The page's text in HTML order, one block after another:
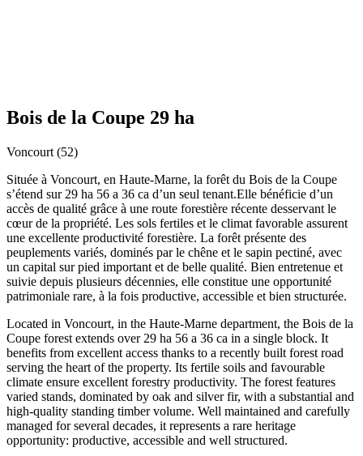
Bois de la Coupe 29 ha
Voncourt (52)
Située à Voncourt, en Haute-Marne, la forêt du Bois de la Coupe
s’étend sur 29 ha 56 a 36 ca d’un seul tenant.Elle bénéficie d’un
accès de qualité grâce à une route forestière récente desservant le
cœur de la propriété. Les sols fertiles et le climat favorable assurent
une excellente productivité forestière. La forêt présente des
peuplements variés, dominés par le chêne et le sapin pectiné, avec
un capital sur pied important et de belle qualité. Bien entretenue et
suivie depuis plusieurs décennies, elle constitue une opportunité
patrimoniale rare, à la fois productive, accessible et bien structurée.
Located in Voncourt, in the Haute-Marne department, the Bois de la
Coupe forest extends over 29 ha 56 a 36 ca in a single block. It
benefits from excellent access thanks to a recently built forest road
serving the heart of the property. Its fertile soils and favourable
climate ensure excellent forestry productivity. The forest features
varied stands, dominated by oak and silver fir, with a substantial and
high-quality standing timber volume. Well maintained and carefully
managed for several decades, it represents a rare heritage
opportunity: productive, accessible and well structured.